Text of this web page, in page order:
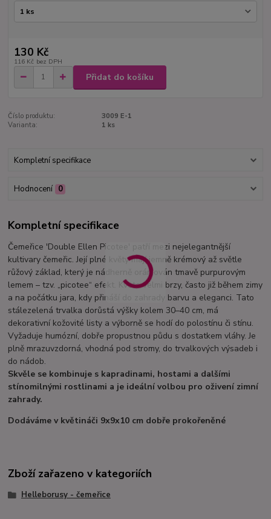
130 Kč
116 Kč bez DPH
Přidat do košíku
Číslo produktu:
3009 E-1
Varianta:
1 ks
Kompletní specifikace
Hodnocení 0
Kompletní specifikace
Čemeřice 'Double Ellen Picotee' patří mezi nejelegantnější
kultivary čemeřic. Její plné květy mají jemně krémový až světle
růžový základ, který je nádherně orámován tmavě purpurovým
lemem – tzv. „picotee“ efekt. Kvete velmi brzy, často již během zimy
a na počátku jara, kdy přináší do zahrady barvu a eleganci. Tato
stálezelená trvalka dorůstá výšky kolem 30–40 cm, má
dekorativní kožovité listy a výborně se hodí do polostínu či stínu.
Vyžaduje humózní, dobře propustnou půdu s dostatkem vláhy. Je
plně mrazuvzdorná, vhodná pod stromy, do trvalkových výsadeb i
do nádob.
Skvěle se kombinuje s kapradinami, hostami a dalšími
stínomilnými rostlinami a je ideální volbou pro oživení zimní
zahrady.
Dodáváme v květináči 9x9x10 cm dobře prokořeněné
Zboží zařazeno v kategoriích
Helleborusy - čemeřice